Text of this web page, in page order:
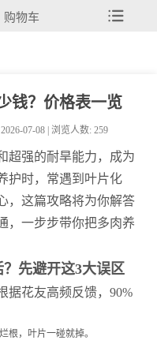
购物车
钱？价格表一览
07-08 | 浏览人数: 259
超强的耐旱能力，成为
护时，常遇到叶片化
，这篇攻略将为你解答
，一步步带你把多肉养
先避开这3大误区
据花友高频反馈，90%
根，叶片一碰就掉。